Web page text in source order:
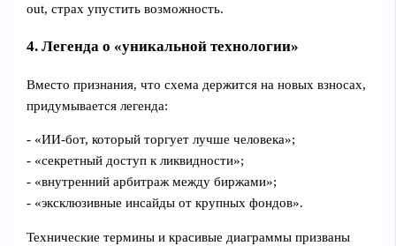
out, страх упустить возможность.
4. Легенда о «уникальной технологии»
Вместо признания, что схема держится на новых взносах,
придумывается легенда:
- «ИИ‑бот, который торгует лучше человека»;
- «секретный доступ к ликвидности»;
- «внутренний арбитраж между биржами»;
- «эксклюзивные инсайды от крупных фондов».
Технические термины и красивые диаграммы призваны